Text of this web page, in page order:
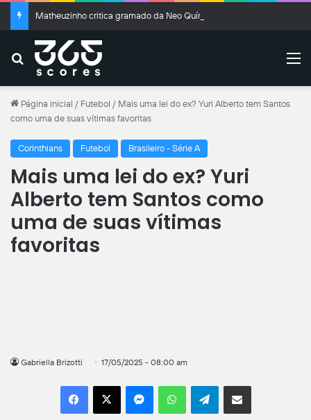
Buscar
Página inicial / Futebol / Mais uma lei do ex? Yuri Alberto tem Santos
como uma de suas vítimas favoritas
Corinthians Futebol Brasileiro - Série A
Mais uma lei do ex? Yuri
Alberto tem Santos como
uma de suas vítimas
favoritas
Gabriella Brizotti 17/05/2025 - 08:00 am
Facebook
X MessengerWhatsAppTelegramCompartilhar por e-mail